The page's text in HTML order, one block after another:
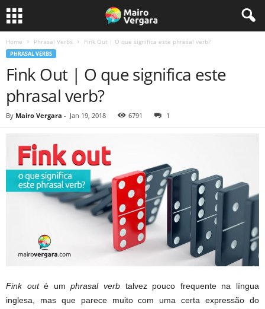
Home Phrasal Verbs Fink Out | O que significa este phrasal verb?
PHRASAL VERBS
Fink Out | O que significa este
phrasal verb?
By Mairo Vergara - Jan 19, 2018 6791 1
Fink outé umphrasal verb talvez pouco frequente na língua
inglesa, mas que parece muito com uma certa expressão do